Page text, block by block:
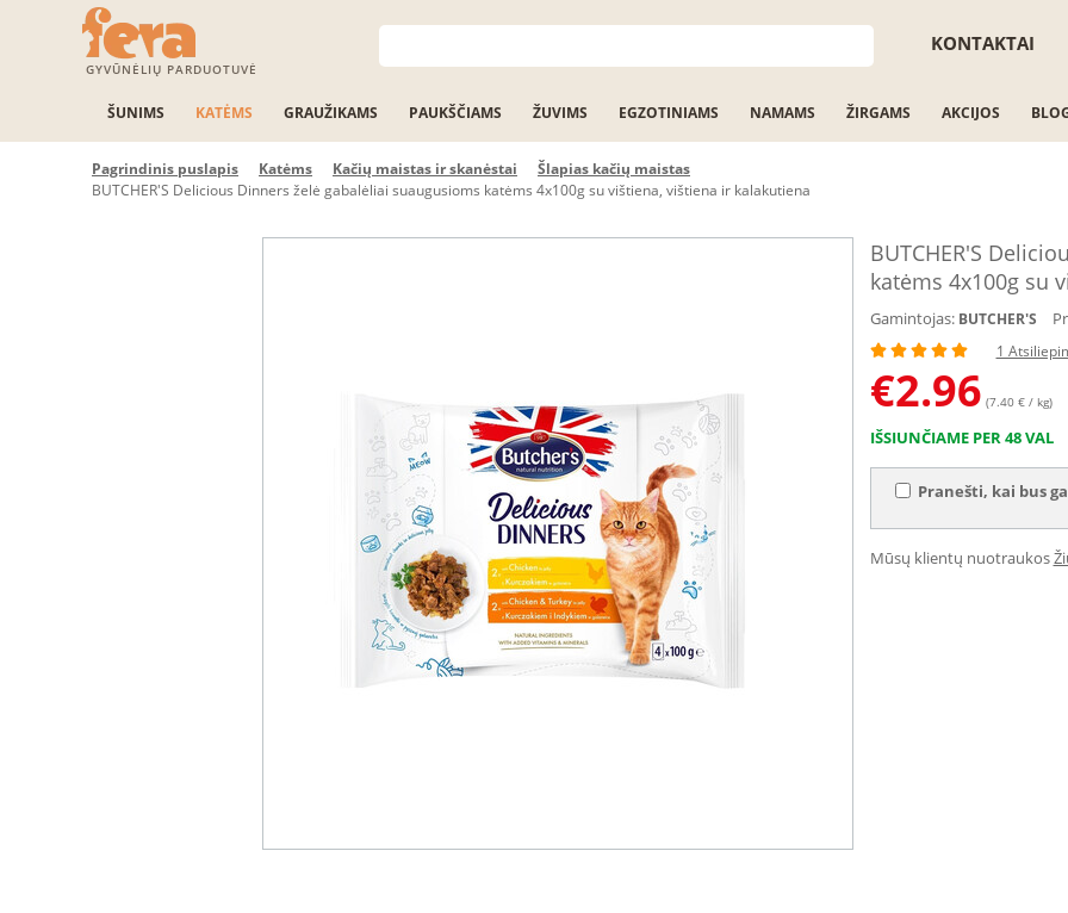
GYVŪNĖLIŲ PARDUOTUVĖ
KONTAKTAI
ŠUNIMS KATĖMS GRAUŽIKAMS PAUKŠČIAMS ŽUVIMS EGZOTINIAMS NAMAMS ŽIRGAMS AKCIJOS
Pagrindinis puslapis Katėms Kačių maistas ir skanėstai
Šlapias kačių maistas
BUTCHER'S Delicious Dinners želė gabalėliai suaugusioms katėms 4x100g su vištiena, vištiena ir kalakutiena
BUTCHER'S
katėms 4x100g su
Gamintojas: BUTCHER'S
1
€2.96 (7.40 € / kg)
IŠSIUNČIAME PER 48 VAL
Pranešti, kai bus
Mūsų klientų nuotraukos